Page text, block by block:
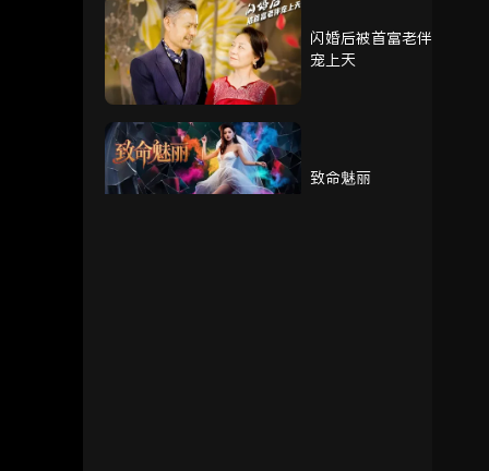
闪婚后被首富老伴
宠上天
致命魅丽